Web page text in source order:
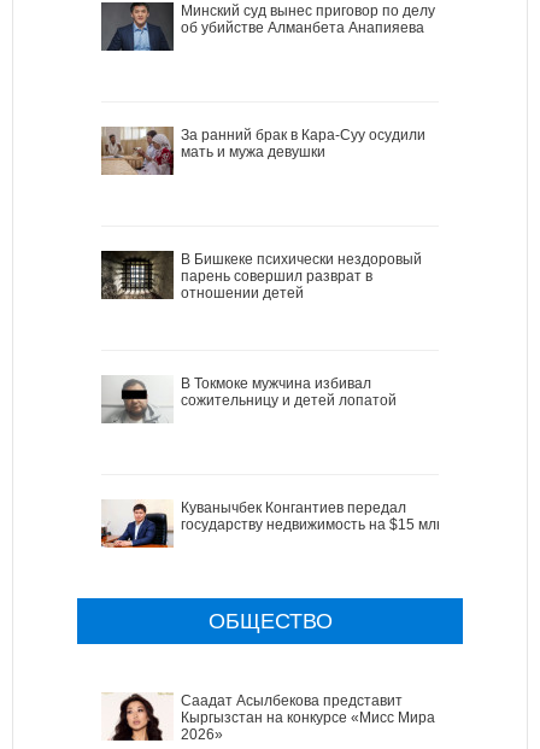
Минский суд вынес приговор по делу
об убийстве Алманбета Анапияева
За ранний брак в Кара-Суу осудили
мать и мужа девушки
В Бишкеке психически нездоровый
парень совершил разврат в
отношении детей
В Токмоке мужчина избивал
сожительницу и детей лопатой
Куванычбек Конгантиев передал
государству недвижимость на $15 млн
ОБЩЕСТВО
Саадат Асылбекова представит
Кыргызстан на конкурсе «Мисс Мира
2026»